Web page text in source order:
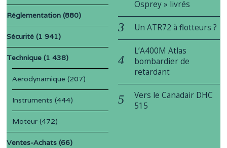
Réglementation (880)
Sécurité (1 941)
Technique (1 438)
Aérodynamique (207)
Instruments (444)
Moteur (472)
Ventes-Achats (66)
Osprey » livrés
Un ATR72 à flotteurs ?
L’A400M Atlas
bombardier de
retardant
Vers le Canadair DHC
515